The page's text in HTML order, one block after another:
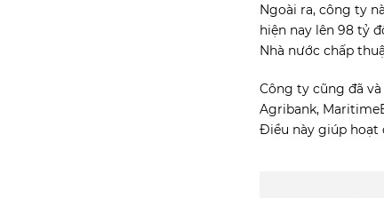
Ngoài ra, công ty
hiện nay lên 98 tỷ
Nhà nước chấp
Công ty cũng đã
Agribank,
Điều này giúp hoạt